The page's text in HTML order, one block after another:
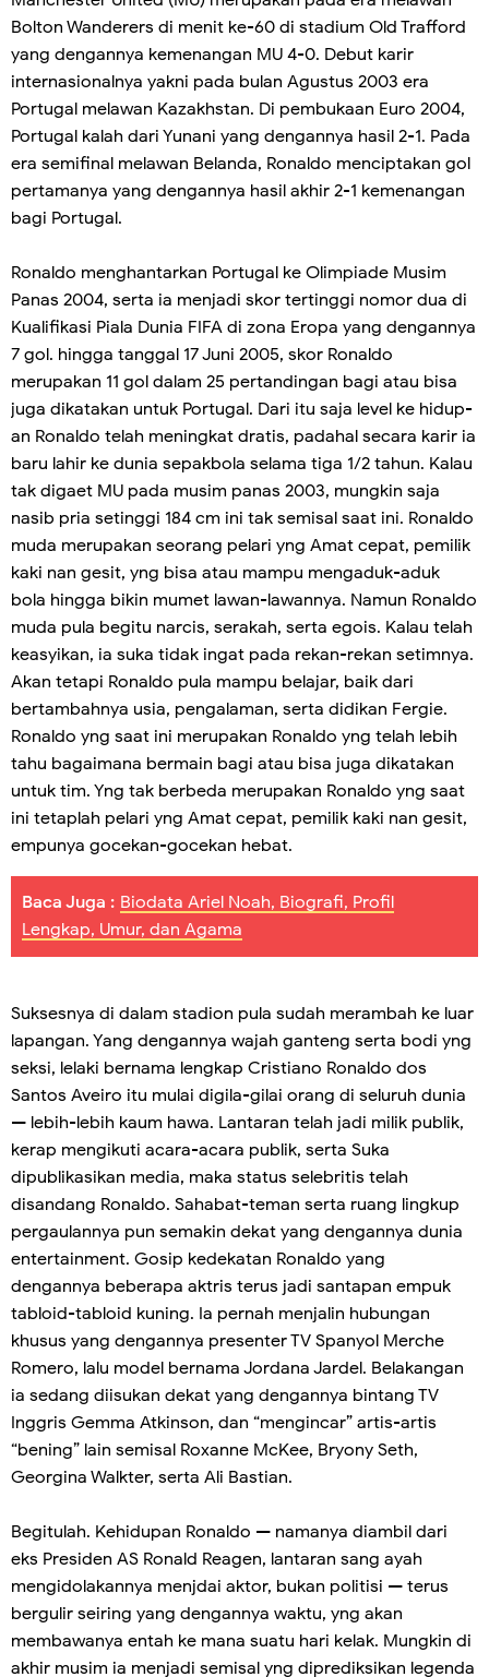
Bolton Wanderers di menit ke-60 di stadium Old Trafford
yang dengannya kemenangan MU 4-0. Debut karir
internasionalnya yakni pada bulan Agustus 2003 era
Portugal melawan Kazakhstan. Di pembukaan Euro 2004,
Portugal kalah dari Yunani yang dengannya hasil 2-1. Pada
era semifinal melawan Belanda, Ronaldo menciptakan gol
pertamanya yang dengannya hasil akhir 2-1 kemenangan
bagi Portugal.
Ronaldo menghantarkan Portugal ke Olimpiade Musim
Panas 2004, serta ia menjadi skor tertinggi nomor dua di
Kualifikasi Piala Dunia FIFA di zona Eropa yang dengannya
7 gol. hingga tanggal 17 Juni 2005, skor Ronaldo
merupakan 11 gol dalam 25 pertandingan bagi atau bisa
juga dikatakan untuk Portugal. Dari itu saja level ke hidup-
an Ronaldo telah meningkat dratis, padahal secara karir ia
baru lahir ke dunia sepakbola selama tiga 1/2 tahun. Kalau
tak digaet MU pada musim panas 2003, mungkin saja
nasib pria setinggi 184 cm ini tak semisal saat ini. Ronaldo
muda merupakan seorang pelari yng Amat cepat, pemilik
kaki nan gesit, yng bisa atau mampu mengaduk-aduk
bola hingga bikin mumet lawan-lawannya. Namun Ronaldo
muda pula begitu narcis, serakah, serta egois. Kalau telah
keasyikan, ia suka tidak ingat pada rekan-rekan setimnya.
Akan tetapi Ronaldo pula mampu belajar, baik dari
bertambahnya usia, pengalaman, serta didikan Fergie.
Ronaldo yng saat ini merupakan Ronaldo yng telah lebih
tahu bagaimana bermain bagi atau bisa juga dikatakan
untuk tim. Yng tak berbeda merupakan Ronaldo yng saat
ini tetaplah pelari yng Amat cepat, pemilik kaki nan gesit,
empunya gocekan-gocekan hebat.
Baca Juga : Biodata Ariel Noah, Biografi, Profil
Lengkap, Umur, dan Agama
Suksesnya di dalam stadion pula sudah merambah ke luar
lapangan. Yang dengannya wajah ganteng serta bodi yng
seksi, lelaki bernama lengkap Cristiano Ronaldo dos
Santos Aveiro itu mulai digila-gilai orang di seluruh dunia
— lebih-lebih kaum hawa. Lantaran telah jadi milik publik,
kerap mengikuti acara-acara publik, serta Suka
dipublikasikan media, maka status selebritis telah
disandang Ronaldo. Sahabat-teman serta ruang lingkup
pergaulannya pun semakin dekat yang dengannya dunia
entertainment. Gosip kedekatan Ronaldo yang
dengannya beberapa aktris terus jadi santapan empuk
tabloid-tabloid kuning. Ia pernah menjalin hubungan
khusus yang dengannya presenter TV Spanyol Merche
Romero, lalu model bernama Jordana Jardel. Belakangan
ia sedang diisukan dekat yang dengannya bintang TV
Inggris Gemma Atkinson, dan “mengincar” artis-artis
“bening” lain semisal Roxanne McKee, Bryony Seth,
Georgina Walkter, serta Ali Bastian.
Begitulah. Kehidupan Ronaldo — namanya diambil dari
eks Presiden AS Ronald Reagen, lantaran sang ayah
mengidolakannya menjdai aktor, bukan politisi — terus
bergulir seiring yang dengannya waktu, yng akan
membawanya entah ke mana suatu hari kelak. Mungkin di
akhir musim ia menjadi semisal yng diprediksikan legenda